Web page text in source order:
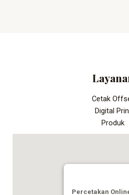
Cetak
Digital
Produk
Percetakan